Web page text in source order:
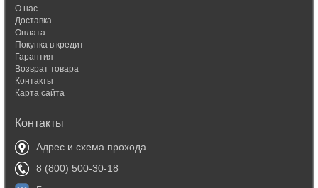
О нас
Доставка
Оплата
Покупка в кредит
Гарантия
Возврат товара
Контакты
Карта сайта
Контакты
Адрес и схема прохода
8 (800) 500-30-18